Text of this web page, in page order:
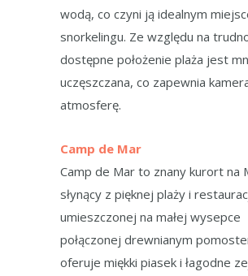
wodą, co czyni ją idealnym
snorkelingu. Ze względu na
dostępne położenie plaża jest
uczęszczana, co zapewnia
atmosferę.
Camp de Mar
Camp de Mar to znany kurort na
słynący z pięknej plaży i
umieszczonej na małej wysepce
połączonej drewnianym
oferuje miękki piasek i łagodne